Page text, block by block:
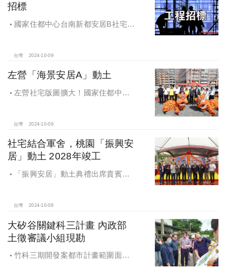
招標
國家住都中心台南新都安居B社宅
台灣 2024-10-09
左營「海景安居A」動土
左營社宅版圖擴大！國家住都中心
台灣 2024-10-09
社宅結合軍舍，桃園「振興安
居」動土 2028年竣工
「振興安居」動土典禮出席貴賓有
財政部國有財產署曾國基署長、桃園
賓，祈求工程順利進行。
台灣 2024-10-08
大矽谷關鍵科三計畫 內政部
土徵審議小組現勘
竹科三期開發案都市計畫範圍面積